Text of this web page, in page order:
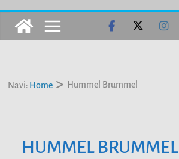
Navi: Home Hummel Brummel
HUMMEL BRUMMEL